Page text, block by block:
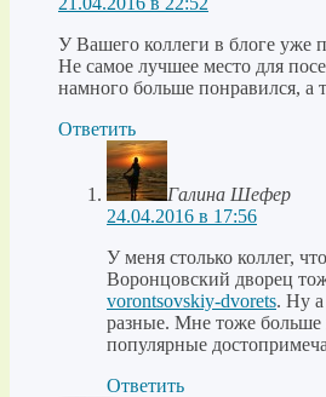
У Вашего коллеги в блоге уже
Не самое лучшее место для
намного больше понравился, а
Ответить
Галина Шефер
24.04.2016 в 17:56
У меня столько коллег,
Воронцовский дворец
vorontsovskiy-dvorets. Ну
разные. Мне тоже больше
популярные
Ответить